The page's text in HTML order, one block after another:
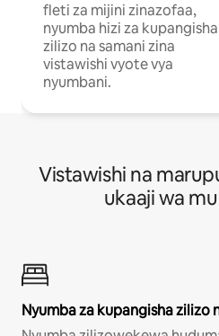
fleti za mijini zinazofaa,
nyumba hizi za kupangisha
zilizo na samani zina
vistawishi vyote vya
nyumbani.
Vistawishi na
ukaaji wa
Nyumba za kupangisha zilizo